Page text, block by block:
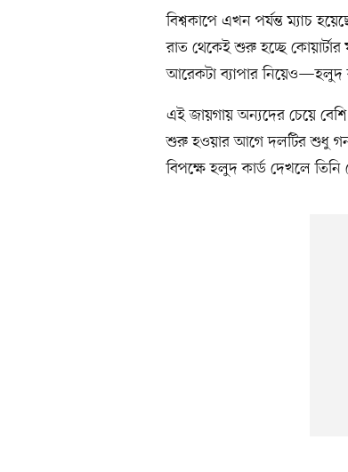
বিশ্বকাপে এখন পর্যন্ত ম্যাচ
রাত থেকেই শুরু হচ্ছে
আরেকটা ব্যাপার নিয়েও—হলুদ
এই জায়গায় অন্যদের চেয়ে বেশি
শুরু হওয়ার আগে দলটির শুধু
বিপক্ষে হলুদ কার্ড দেখলে